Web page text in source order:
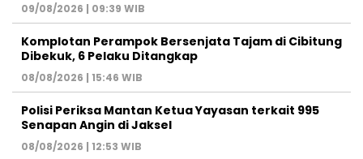
09/08/2026 | 09:39 WIB
Komplotan Perampok Bersenjata Tajam di Cibitung
Dibekuk, 6 Pelaku Ditangkap
08/08/2026 | 15:46 WIB
Polisi Periksa Mantan Ketua Yayasan terkait 995
Senapan Angin di Jaksel
08/08/2026 | 12:53 WIB